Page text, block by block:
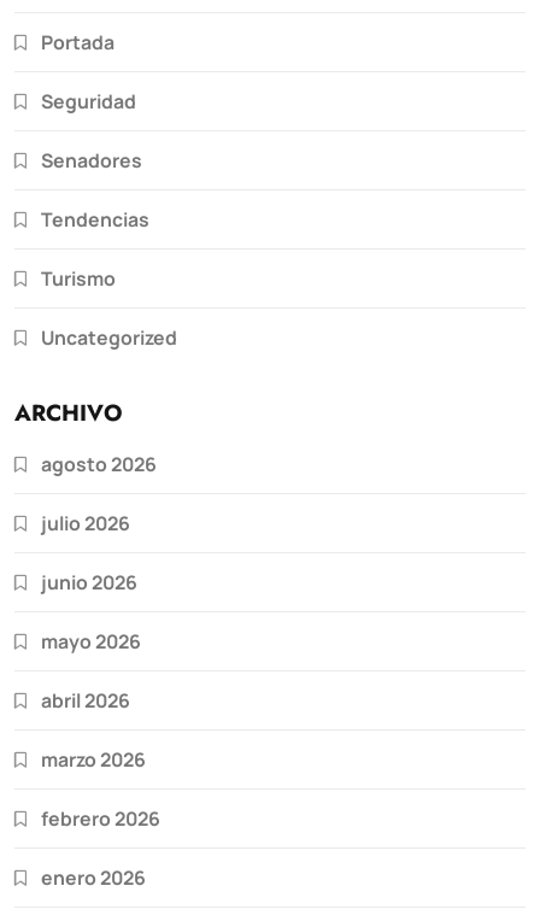
Portada
Seguridad
Senadores
Tendencias
Turismo
Uncategorized
ARCHIVO
agosto 2026
julio 2026
junio 2026
mayo 2026
abril 2026
marzo 2026
febrero 2026
enero 2026